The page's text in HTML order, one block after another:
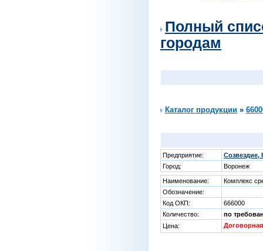
Полный
городам
Каталог продукции »
Предприятие:
Город:
Воронеж
Наименование:
Комплекс
Обозначение:
Код ОКП:
666000
Количество:
по
Цена:
Договорная